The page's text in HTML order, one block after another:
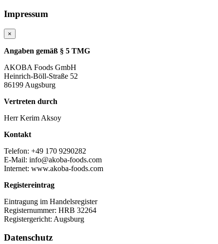
Impressum
×
Angaben gemäß § 5 TMG
AKOBA Foods GmbH
Heinrich-Böll-Straße 52
86199 Augsburg
Vertreten durch
Herr Kerim Aksoy
Kontakt
Telefon: +49 170 9290282
E-Mail: info@akoba-foods.com
Internet: www.akoba-foods.com
Registereintrag
Eintragung im Handelsregister
Registernummer: HRB 32264
Registergericht: Augsburg
Datenschutz